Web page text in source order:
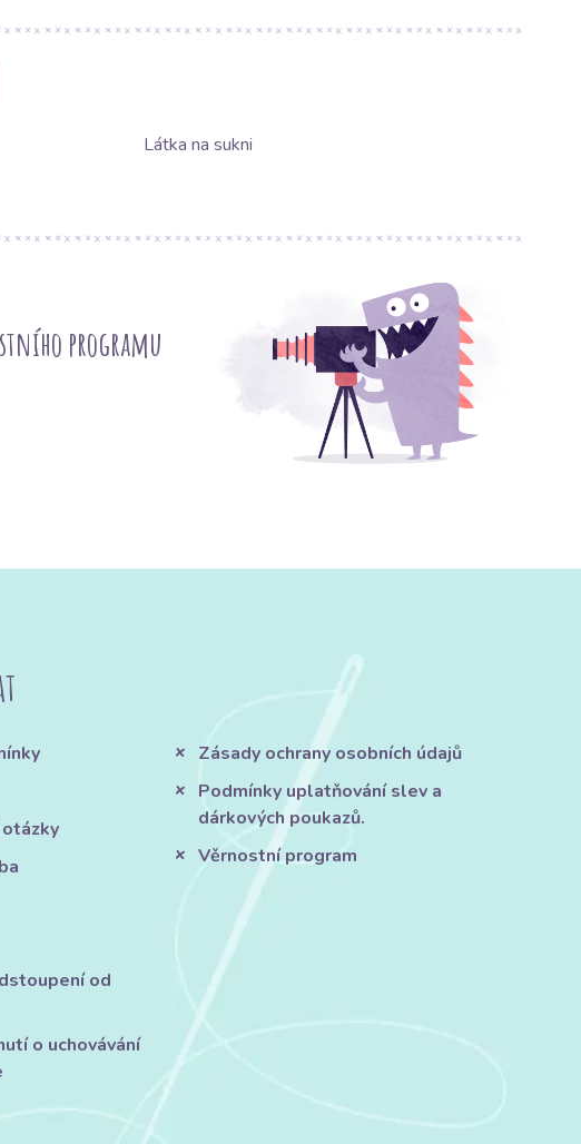
Látka na sukni
programu
od
o uchovávání
Zásady ochrany osobních údajů
Podmínky uplatňování slev a
dárkových poukazů.
Věrnostní program